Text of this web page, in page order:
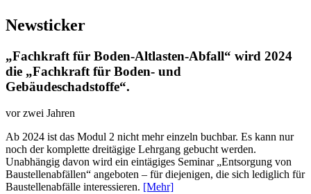
Newsticker
„Fachkraft für Boden-Altlasten-Abfall“ wird 2024
die „Fachkraft für Boden- und
Gebäudeschadstoffe“.
vor zwei Jahren
Ab 2024 ist das Modul 2 nicht mehr einzeln buchbar. Es kann nur
noch der komplette dreitägige Lehrgang gebucht werden.
Unabhängig davon wird ein eintägiges Seminar „Entsorgung von
Baustellenabfällen“ angeboten – für diejenigen, die sich lediglich für
Baustellenabfälle interessieren. [Mehr]